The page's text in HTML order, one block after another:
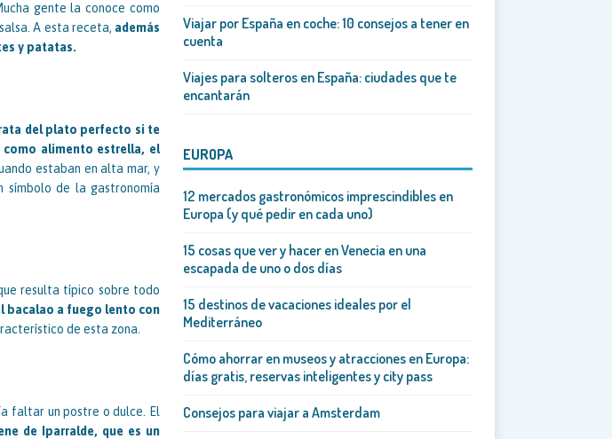
gente la conoce como
A esta receta, además
y patatas.
del plato perfecto si te
alimento estrella, el
estaban en alta mar, y
símbolo de la gastronomía
resulta típico sobre todo
bacalao a fuego lento con
de esta zona.
faltar un postre o dulce. El
de Iparralde, que es un
Viajar por España en coche: 10 consejos a tener en
cuenta
Viajes para solteros en España: ciudades que te
encantarán
EUROPA
12 mercados gastronómicos imprescindibles en
Europa (y qué pedir en cada uno)
15 cosas que ver y hacer en Venecia en una
escapada de uno o dos días
15 destinos de vacaciones ideales por el
Mediterráneo
Cómo ahorrar en museos y atracciones en Europa:
días gratis, reservas inteligentes y city pass
Consejos para viajar a Amsterdam